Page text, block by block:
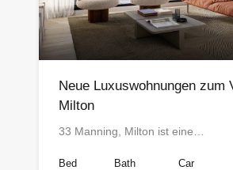
Neue Luxuswohnungen zum
Milton
33 Manning, Milton ist eine…
Bed Bath Car